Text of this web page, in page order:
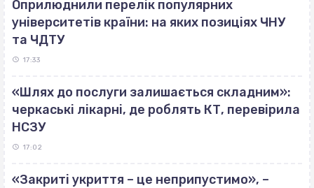
Оприлюднили перелік популярних
університетів країни: на яких позиціях ЧНУ
та ЧДТУ
17:33
«Шлях до послуги залишається складним»:
черкаські лікарні, де роблять КТ, перевірила
НСЗУ
17:02
«Закриті укриття – це неприпустимо», –